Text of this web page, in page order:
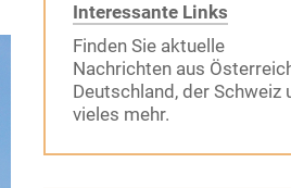
Interessante Links
Finden Sie aktuelle
Nachrichten aus
Deutschland, der Schweiz
vieles mehr.